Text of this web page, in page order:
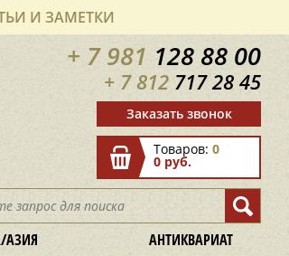
И ЗАМЕТКИ
+ 7 981 128 88 00
+ 7 812 717 28 45
Заказать звонок
Товаров:0
0 руб.
АЗИЯ АНТИКВАРИАТ